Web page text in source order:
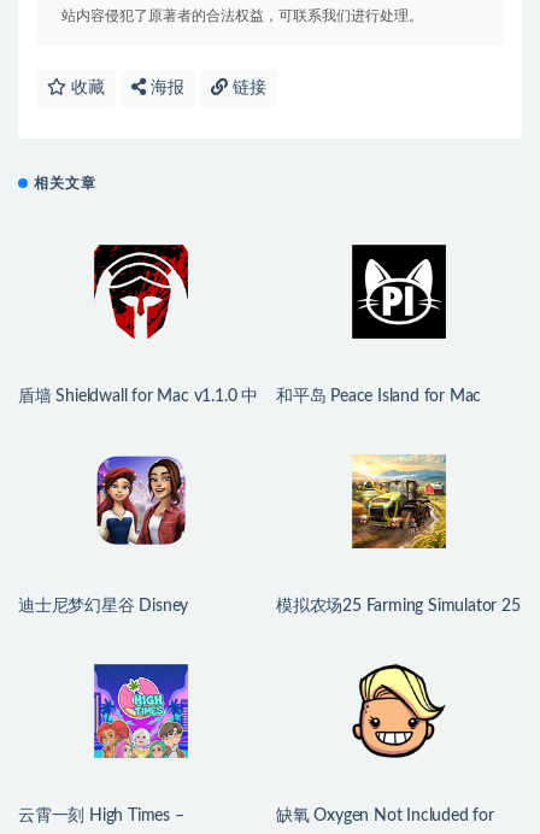
站内容侵犯了原著者的合法权益，可联系我们进行处理。
收藏 海报 链接
相关文章
盾墙 Shieldwall for Mac v1.1.0 中
和平岛 Peace Island for Mac
迪士尼梦幻星谷 Disney
模拟农场25 Farming Simulator 25
云霄一刻 High Times –
缺氧 Oxygen Not Included for